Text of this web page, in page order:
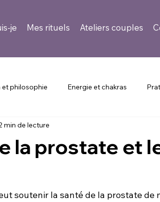
je Mes rituels Ateliers couples
et philosophie Energie et chakras
un massage
la prostate et
min de lecture
soutenir la santé de la prostate de